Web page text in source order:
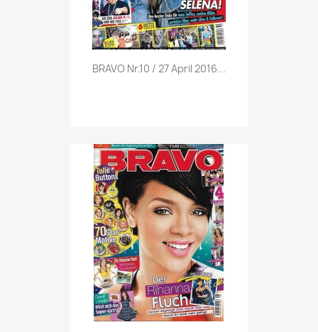
Vorschau
BRAVO Nr.10 / 27 April 2016...